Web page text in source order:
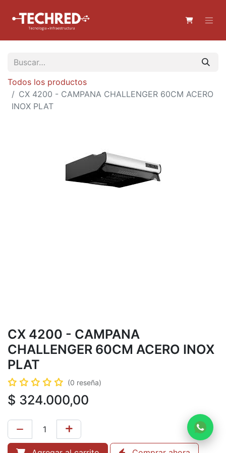
Todos los productos
CX 4200 - CAMPANA CHALLENGER 60CM ACERO
INOX PLAT
CX 4200 - CAMPANA
CHALLENGER 60CM ACERO INOX
PLAT
(0 reseña)
$ 324.000,00